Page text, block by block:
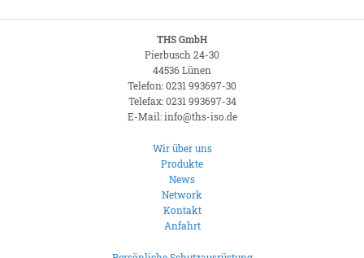
THS GmbH
Pierbusch 24-30
44536 Lünen
Telefon: 0231 993697-30
Telefax: 0231 993697-34
E-Mail: info@ths-iso.de
Wir über uns
Produkte
News
Network
Kontakt
Anfahrt